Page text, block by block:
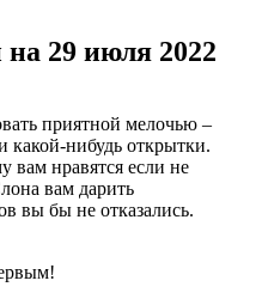
29 июля 2022
приятной мелочью –
какой-нибудь открытки.
вам нравятся если не
вам дарить
вы бы не отказались.